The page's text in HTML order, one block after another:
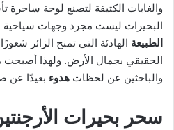
والغابات الكثيفة لتصنع لوحة ساحرة
البحيرات ليست مجرد وجهات سياحية
الطبيعة الهادئة التي تمنح الزائر
الحقيقي بجمال الأرض. ولهذا أصبحت
والباحثين عن لحظات هدوء بعيدًا عن
سحر بحيرات